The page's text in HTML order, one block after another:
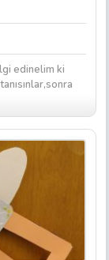
edinelim ki